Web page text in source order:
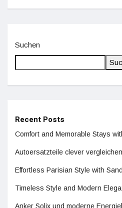
Suchen
Recent Posts
Comfort and Memorable Stays
Autoersatzteile clever
Effortless Parisian Style with
Timeless Style and Modern
Anker Solix und moderne